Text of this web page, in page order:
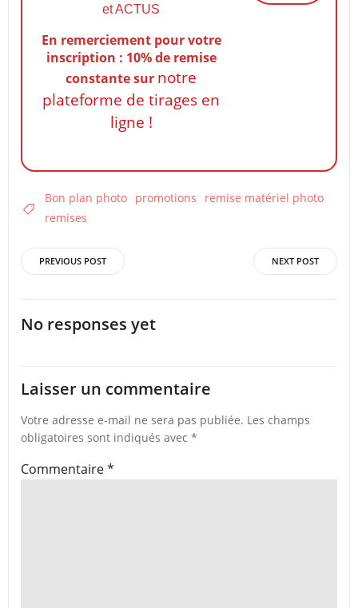
et ACTUS
En remerciement pour votre
inscription : 10% de remise
constantesur notre
plateforme de tirages en
ligne !
Bon plan photo promotions
remise matériel photo
remises
Post
navigation
PREVIOUS POST
navigation
NEXT POST
No responses yet
Laisser un commentaire
Votre adresse e-mail ne sera pas publiée. Les champs
obligatoires sont indiqués avec *
Commentaire*